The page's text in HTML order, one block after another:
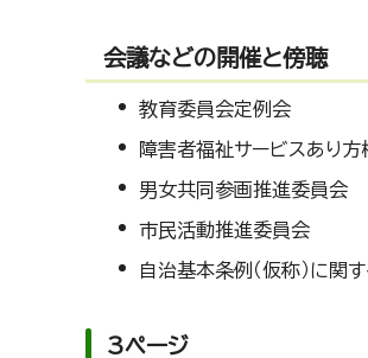
会議などの開催と傍聴
教育委員会定例会
障害者福祉サービスあり
男女共同参画推進委員会
市民活動推進委員会
自治基本条例（仮称）に関
3ページ